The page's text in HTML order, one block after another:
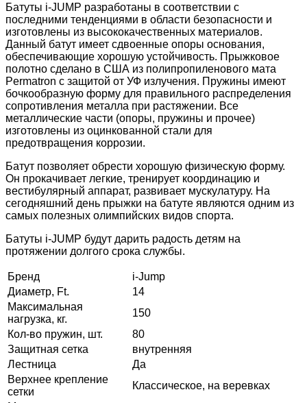
Батуты i-JUMP разработаны в соответствии с
последними тенденциями в области безопасности и
изготовлены из высококачественных материалов.
Данный батут имеет сдвоенные опоры основания,
обеспечивающие хорошую устойчивость. Прыжковое
полотно сделано в США из полипропиленового мата
Permatron с защитой от УФ излучения. Пружины имеют
бочкообразную форму для правильного распределения
сопротивления металла при растяжении. Все
металлические части (опоры, пружины и прочее)
изготовлены из оцинкованной стали для
предотвращения коррозии.
Батут позволяет обрести хорошую физическую форму.
Он прокачивает легкие, тренирует координацию и
вестибулярный аппарат, развивает мускулатуру. На
сегодняшний день прыжки на батуте являются одним из
самых полезных олимпийских видов спорта.
Батуты i-JUMP будут дарить радость детям на
протяжении долгого срока службы.
Бренд
i-Jump
Диаметр, Ft.
14
Максимальная
нагрузка, кг.
150
Кол-во пружин, шт.
80
Защитная сетка
внутренняя
Лестница
Да
Верхнее крепление
сетки
Классическое, на веревках